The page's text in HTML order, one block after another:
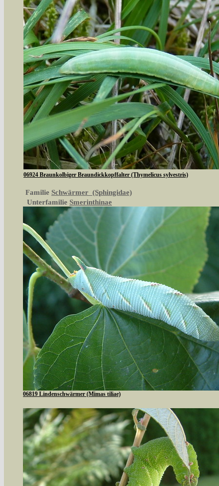
06924 Braunkolbiger Braundickkopffalter (Thymelicus sylvestris)
Familie Schwärmer (Sphingidae)
Unterfamilie Smerinthinae
06819 Lindenschwärmer (Mimas tiliae)